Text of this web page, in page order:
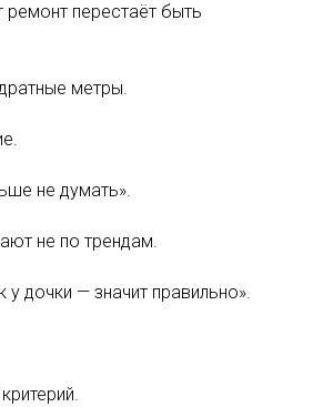
ремонт перестаёт быть
метры.
не думать».
не по трендам.
дочки — значит правильно».